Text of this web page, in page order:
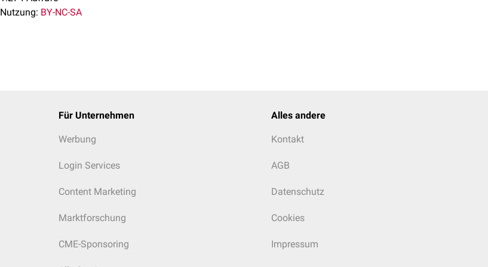
Nutzung: BY-NC-SA
Für Unternehmen
Werbung
Login Services
Content Marketing
Marktforschung
CME-Sponsoring
Alles andere
Kontakt
AGB
Datenschutz
Cookies
Impressum